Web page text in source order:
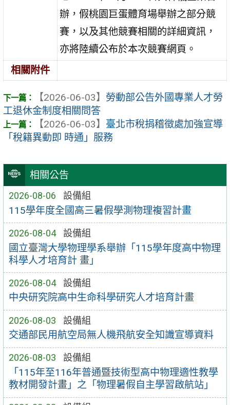
相關公告
2026-08-06 設備組
115學年度全國高三暑假學測物理複習計畫
2026-08-04 設備組
國立臺灣大學物理學系舉辦「115學年度高中物理
科學人才培育計 畫」
2026-08-04 設備組
中央研究院高中生命科學研究人才培育計畫
2026-08-03 設備組
交通部民用航空局無人機飛航安全知識宣導資料
2026-08-03 設備組
「115年至116年普通暨技術型高中物理適性教學
教材開發計畫」之「物理暑假自主學習啟航站」
辦，假桃園巨蛋體育場舉辦之部分競
賽，以及其他競賽相關的詳細資訊，
亦將陸續公布於本次競賽網頁。
相關附件
【2026-06-03】 勞動部公告外國專業人才勞
工退休金制度相關問答
【2026-06-03】 臺北市稅捐稽徵處加強宣導
「稅籍異動即 時通」服務